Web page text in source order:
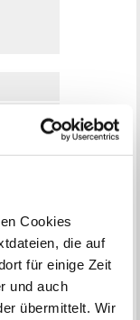
Cookies
die auf
für einige Zeit
und auch
übermittelt. Wir
zum